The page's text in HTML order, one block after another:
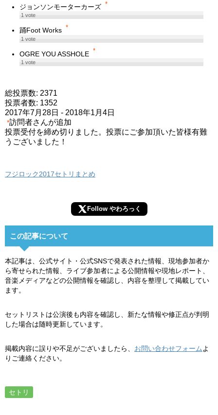
ジョンソンモーターカーズ *
1vote
踊Foot Works *
1vote
OGRE YOU ASSHOLE *
1vote
総投票数: 2371
投票者数: 1352
2017年7月28日 - 2018年1月4日
*訪問者さんが追加
投票受付を締め切りました。投票にご参加頂いた皆様有難
うございました！
フジロック2017セトリまとめ
Follow やわろっく
この記事について
本記事は、公式サイト・公式SNSで発表された情報、現地参加者か
ら寄せられた情報、ライブ参加者による公開情報や現地レポート、
音楽メディアなどの公開情報を確認し、内容を整理して掲載してい
ます。
セットリストは公演後も内容を確認し、新たな情報や修正点が判明
した場合は随時更新しています。
掲載内容に誤りや不足がございましたら、 お問い合わせフォーム よ
りご連絡ください。
セトリ